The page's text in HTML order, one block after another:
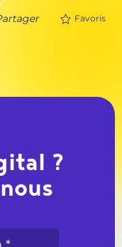
Favoris
?